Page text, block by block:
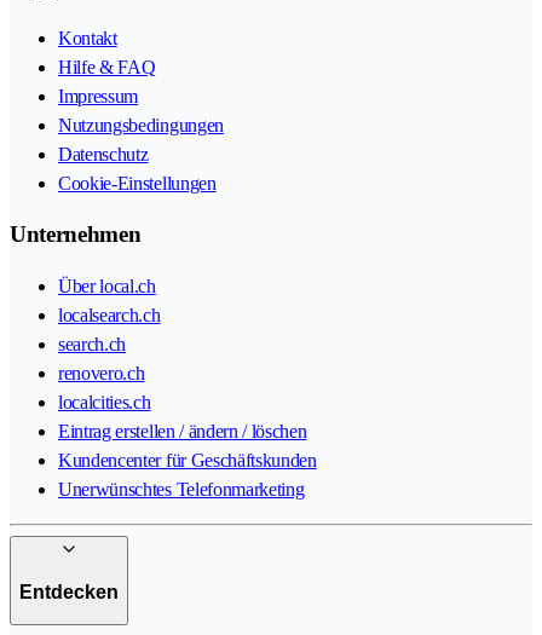
Kontakt
Hilfe & FAQ
Impressum
Nutzungsbedingungen
Datenschutz
Cookie-Einstellungen
Unternehmen
Über local.ch
localsearch.ch
search.ch
renovero.ch
localcities.ch
Eintrag erstellen / ändern / löschen
Kundencenter für Geschäftskunden
Unerwünschtes Telefonmarketing
Entdecken